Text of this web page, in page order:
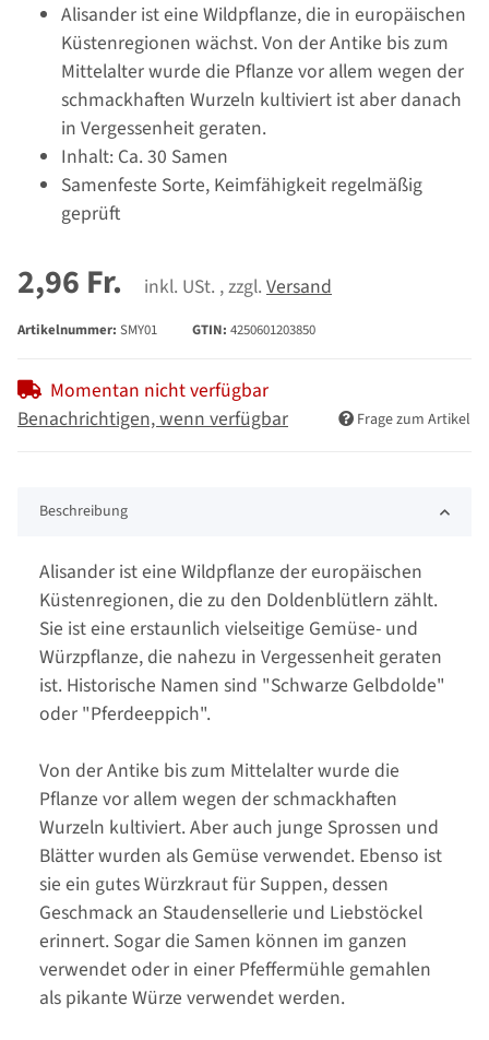
Alisander ist eine Wildpflanze, die in europäischen
Küstenregionen wächst. Von der Antike bis zum
Mittelalter wurde die Pflanze vor allem wegen der
schmackhaften Wurzeln kultiviert ist aber danach
in Vergessenheit geraten.
Inhalt: Ca. 30 Samen
Samenfeste Sorte, Keimfähigkeit regelmäßig
geprüft
2,96 Fr. inkl. USt. , zzgl. Versand
Artikelnummer: SMY01 GTIN: 4250601203850
Momentan nicht verfügbar
Benachrichtigen, wenn verfügbar
Frage zum Artikel
Beschreibung
Alisander ist eine Wildpflanze der europäischen
Küstenregionen, die zu den Doldenblütlern zählt.
Sie ist eine erstaunlich vielseitige Gemüse- und
Würzpflanze, die nahezu in Vergessenheit geraten
ist. Historische Namen sind "Schwarze Gelbdolde"
oder "Pferdeeppich".
Von der Antike bis zum Mittelalter wurde die
Pflanze vor allem wegen der schmackhaften
Wurzeln kultiviert. Aber auch junge Sprossen und
Blätter wurden als Gemüse verwendet. Ebenso ist
sie ein gutes Würzkraut für Suppen, dessen
Geschmack an Staudensellerie und Liebstöckel
erinnert. Sogar die Samen können im ganzen
verwendet oder in einer Pfeffermühle gemahlen
als pikante Würze verwendet werden.